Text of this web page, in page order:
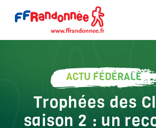
ACTU FÉDÉRALE
Trophées des
saison 2 : un